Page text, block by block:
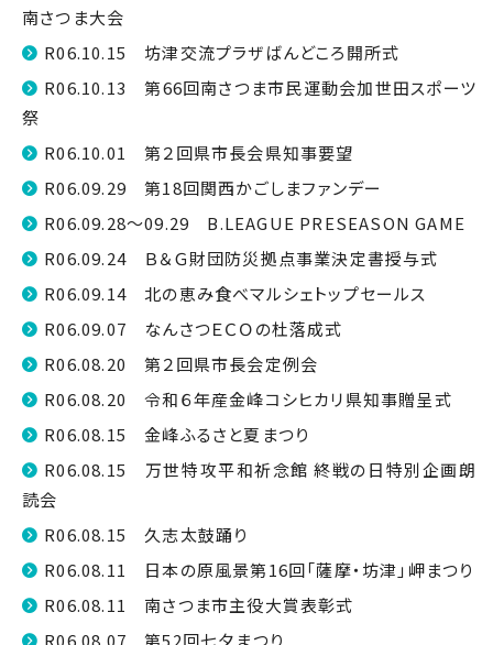
南さつま大会
R06.10.15 坊津交流プラザばんどころ開所式
R06.10.13 第66回南さつま市民運動会加世田スポーツ
祭
R06.10.01 第２回県市長会県知事要望
R06.09.29 第18回関西かごしまファンデー
R06.09.28～09.29 B.LEAGUE PRESEASON GAME
R06.09.24 Ｂ＆Ｇ財団防災拠点事業決定書授与式
R06.09.14 北の恵み食べマルシェトップセールス
R06.09.07 なんさつＥＣＯの杜落成式
R06.08.20 第２回県市長会定例会
R06.08.20 令和６年産金峰コシヒカリ県知事贈呈式
R06.08.15 金峰ふるさと夏まつり
R06.08.15 万世特攻平和祈念館 終戦の日特別企画朗
読会
R06.08.15 久志太鼓踊り
R06.08.11 日本の原風景第16回「薩摩・坊津」岬まつり
R06.08.11 南さつま市主役大賞表彰式
R06.08.07 第52回七夕まつり